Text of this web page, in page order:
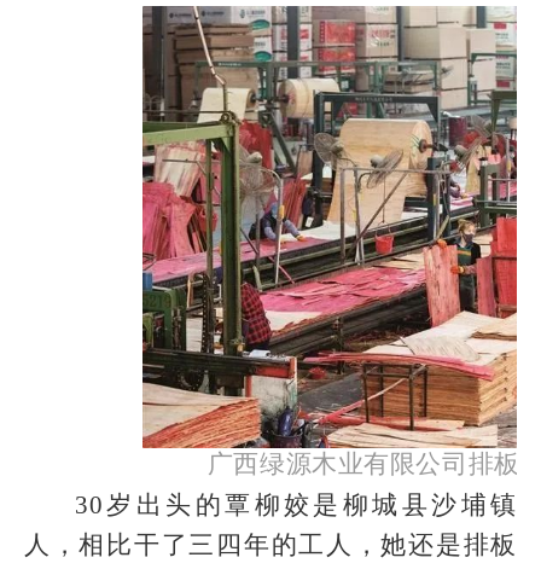
广西绿源木业有限公司排板
30岁出头的覃柳姣是柳城县沙埔镇
人，相比干了三四年的工人，她还是排板